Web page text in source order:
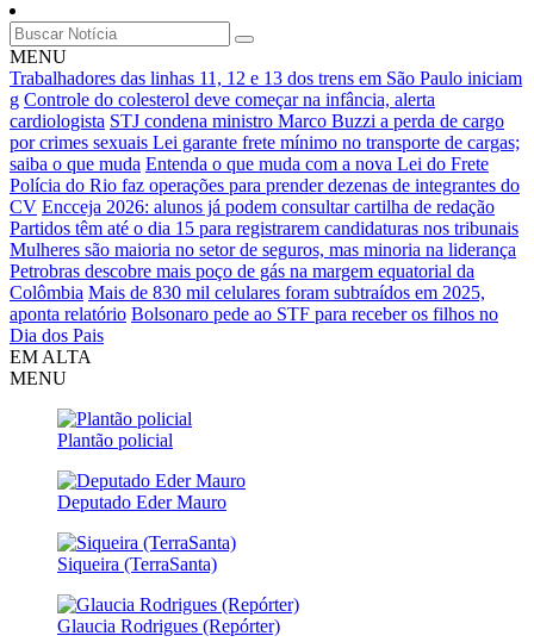
MENU
Trabalhadores das linhas 11, 12 e 13 dos trens em São Paulo iniciam
g Controle do colesterol deve começar na infância, alerta
cardiologista STJ condena ministro Marco Buzzi a perda de cargo
por crimes sexuais Lei garante frete mínimo no transporte de cargas;
saiba o que muda Entenda o que muda com a nova Lei do Frete
Polícia do Rio faz operações para prender dezenas de integrantes do
CV Encceja 2026: alunos já podem consultar cartilha de redação
Partidos têm até o dia 15 para registrarem candidaturas nos tribunais
Mulheres são maioria no setor de seguros, mas minoria na liderança
Petrobras descobre mais poço de gás na margem equatorial da
Colômbia Mais de 830 mil celulares foram subtraídos em 2025,
aponta relatório Bolsonaro pede ao STF para receber os filhos no
Dia dos Pais
EM ALTA
MENU
Plantão policial
Deputado Eder Mauro
Siqueira (TerraSanta)
Glaucia Rodrigues (Repórter)